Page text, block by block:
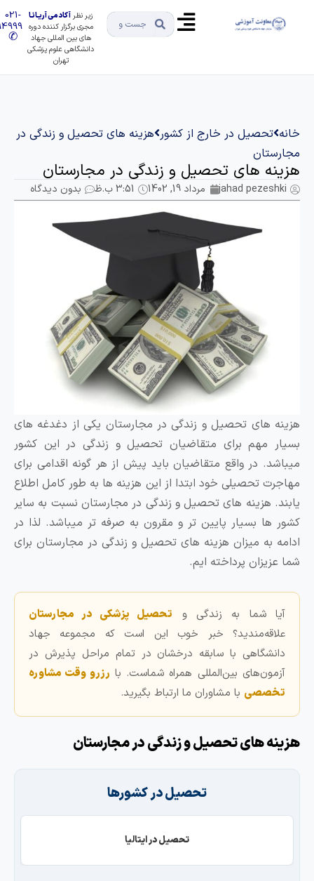
زیر نظرآکادمی آریـانـا
مجری برگزار کننده دوره
های بین المللی جهاد
دانشگاهی علوم پزشکی
021-
91494999
✆
تحصیل در خارج از کشور هزینه های تحصیل و زندگی در
های تحصیل و زندگی در مجارستان
jahad مرداد 19, 1402 3:51 ب.ظ بدون دیدگاه
های تحصیل و زندگی در مجارستان یکی از دغدغه های
مهم برای متقاضیان تحصیل و زندگی در این کشور
در واقع متقاضیان باید پیش از هر گونه اقدامی برای
تحصیلی خود ابتدا از این هزینه ها به طور کامل اطلاع
هزینه های تحصیل و زندگی در مجارستان نسبت به سایر
بسیار پایین تر و مقرون به صرفه تر میباشد. لذا در
به میزان هزینه های تحصیل و زندگی در مجارستان برای
پرداخته ایم.
شما به زندگی وتحصیل پزشکی در مجارستان
خبر خوب این است که مجموعه جهاد
با سابقه درخشان در تمام مراحل پذیرش در
بین‌المللی همراه شماست. بارزرو وقت مشاوره
با مشاوران ما ارتباط بگیرید.
های تحصیل و زندگی در مجارستان
تحصیل در کشورها
تحصیل در ایتالیا